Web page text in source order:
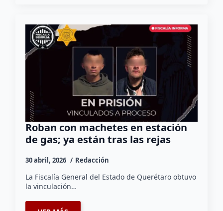
Roban con machetes en estación
de gas; ya están tras las rejas
30 abril, 2026 Redacción
La Fiscalía General del Estado de Querétaro obtuvo
la vinculación…